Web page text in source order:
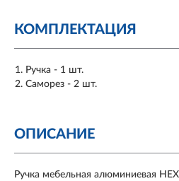
КОМПЛЕКТАЦИЯ
Ручка - 1 шт.
Саморез - 2 шт.
ОПИСАНИЕ
Ручка мебельная алюминиевая